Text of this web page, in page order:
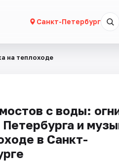
Санкт-Петербург
на теплоходе
с воды:
Петербурга и
в Санкт-